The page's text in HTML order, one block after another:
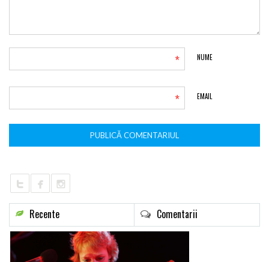
NUME
*
EMAIL
*
Recente Comentarii